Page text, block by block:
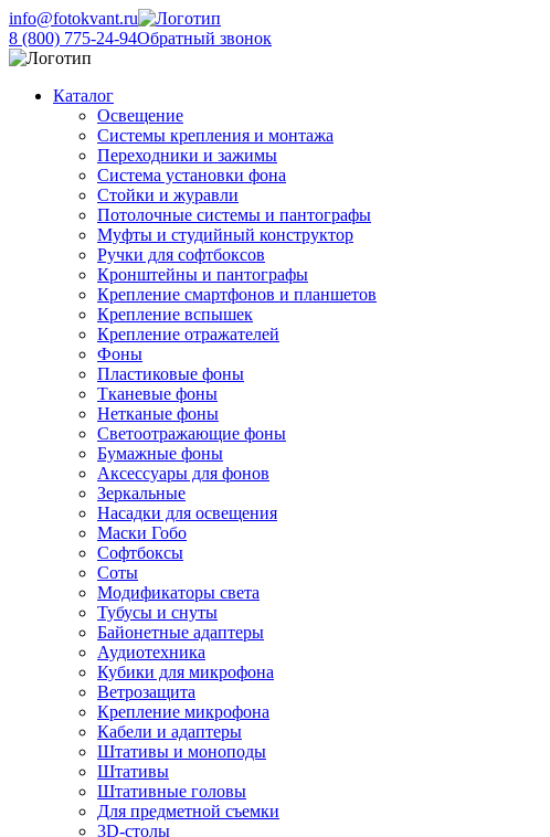
info@fotokvant.ru
8 (800) 775-24-94Обратный звонок
Каталог
Освещение
Системы крепления и монтажа
Переходники и зажимы
Система установки фона
Стойки и журавли
Потолочные системы и пантографы
Муфты и студийный конструктор
Ручки для софтбоксов
Кронштейны и пантографы
Крепление смартфонов и планшетов
Крепление вспышек
Крепление отражателей
Фоны
Пластиковые фоны
Тканевые фоны
Нетканые фоны
Светоотражающие фоны
Бумажные фоны
Аксессуары для фонов
Зеркальные
Насадки для освещения
Маски Гобо
Софтбоксы
Соты
Модификаторы света
Тубусы и снуты
Байонетные адаптеры
Аудиотехника
Кубики для микрофона
Ветрозащита
Крепление микрофона
Кабели и адаптеры
Штативы и моноподы
Штативы
Штативные головы
Для предметной съемки
3D-столы